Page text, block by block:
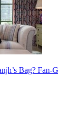
Bag? Fan-